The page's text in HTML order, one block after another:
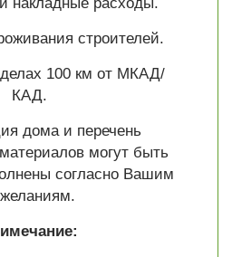
строителей.
100 км от МКАД/
КАД.
дома и перечень
могут быть
согласно Вашим